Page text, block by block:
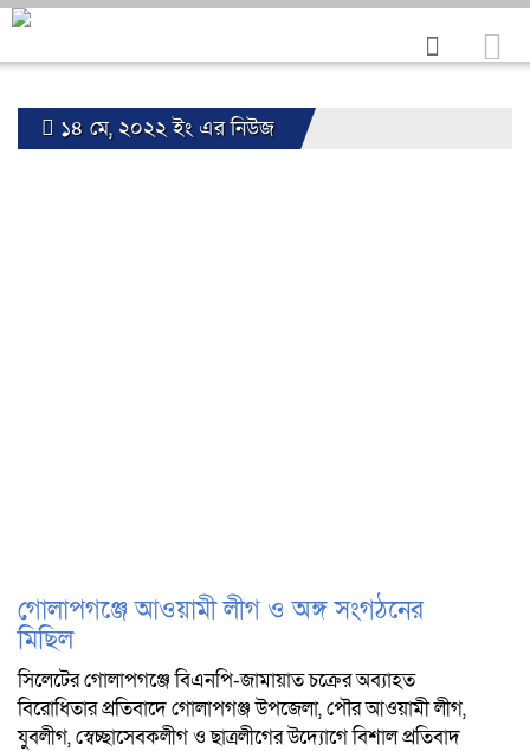
১৪ মে, ২০২২ ইং এর নিউজ
গোলাপগঞ্জে আওয়ামী লীগ ও অঙ্গ সংগঠনের
মিছিল
সিলেটের গোলাপগঞ্জে বিএনপি-জামায়াত চক্রের অব্যাহত
বিরোধিতার প্রতিবাদে গোলাপগঞ্জ উপজেলা, পৌর আওয়ামী লীগ,
যুবলীগ, স্বেচ্ছাসেবকলীগ ও ছাত্রলীগের উদ্যোগে বিশাল প্রতিবাদ